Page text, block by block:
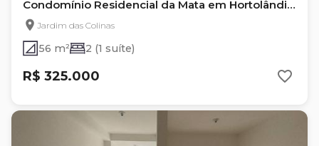
Condomínio Residencial da Mata em Hortolândia
- SpJardim das Colinas
56 m² 2 (1 suíte)
R$ 325.000